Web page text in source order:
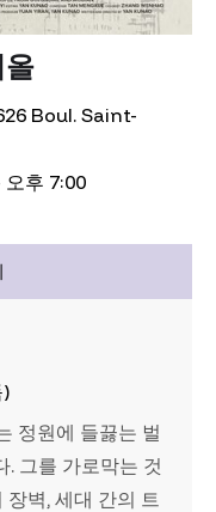
Boul. Saint-
후 7:00
정원에 들끓는 벌
. 그를 가로막는 것
벽, 세대 간의 트